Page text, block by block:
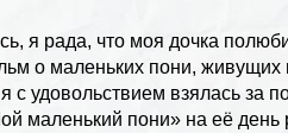
я рада, что моя дочка
о маленьких пони, живущих
с удовольствием взялась за
маленький пони» на её